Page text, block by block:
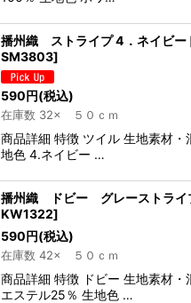
播州織 ストライプ 4．ネイビー
SM3803]
590円(税込)
在庫数 32× ５０ｃｍ
商品詳細 特徴 ツイル 生地素材・
地色 4.ネイビー …
播州織 ドビー グレーストライ
KW1322]
590円(税込)
在庫数 42× ５０ｃｍ
商品詳細 特徴 ドビー 生地素材・
エステル25％ 生地色 …